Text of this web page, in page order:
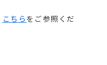
こちらをご参照くだ